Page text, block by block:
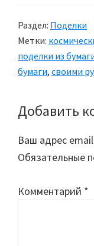
Раздел: Поделки
Метки:
поделки из
бумаги, своими
Reader
Interactions
Добавить
Ваш адрес
Обязательные
Комментарий *